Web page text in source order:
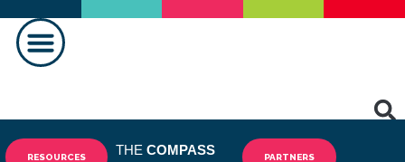
RESOURCES THE COMPASS PARTNERS